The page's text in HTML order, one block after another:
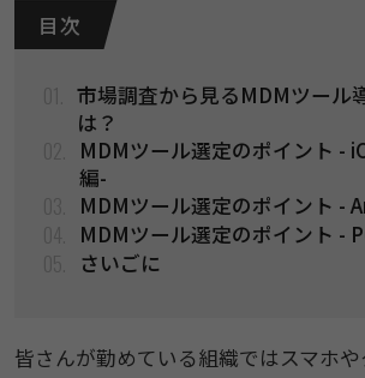
目 次
市場調査から見るMDMツール
は？
MDMツール選定のポイント -
編-
MDMツール選定のポイント -
MDMツール選定のポイント -
さいごに
皆さんが勤めている組織ではスマホ